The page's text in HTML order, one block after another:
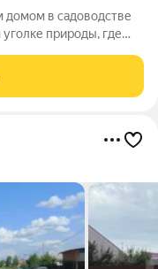
в садоводстве
природы, где
садовый